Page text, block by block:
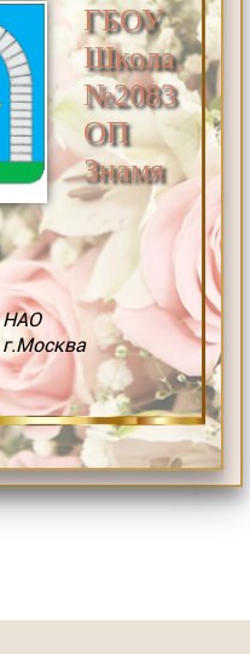
ГБОУ
Школа
№2083
ОП
Знамя
НАО
г.Москва